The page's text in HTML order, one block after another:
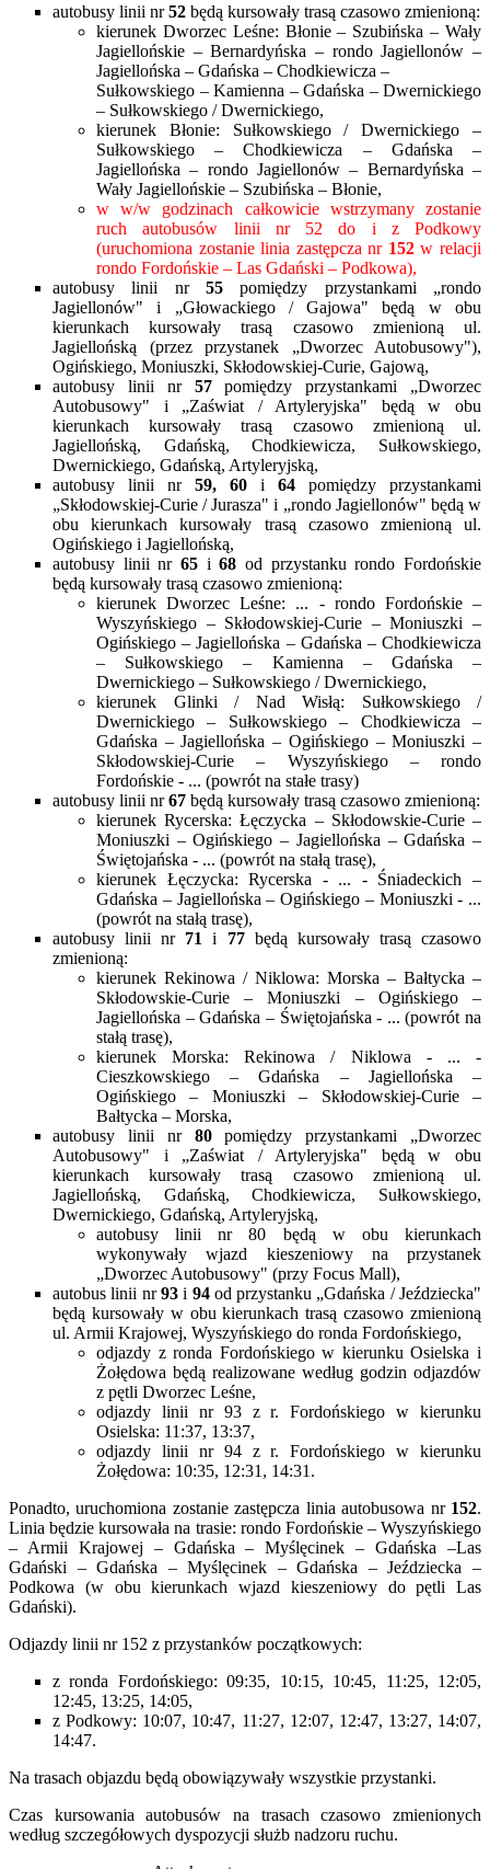
autobusy linii nr52 będą kursowały trasą czasowo zmienioną:
kierunek Dworzec Leśne: Błonie – Szubińska – Wały
Jagiellońskie – Bernardyńska – rondo Jagiellonów –
Jagiellońska – Gdańska – Chodkiewicza –
Sułkowskiego – Kamienna – Gdańska – Dwernickiego
– Sułkowskiego / Dwernickiego,
kierunek Błonie: Sułkowskiego / Dwernickiego –
Sułkowskiego – Chodkiewicza – Gdańska –
Jagiellońska – rondo Jagiellonów – Bernardyńska –
Wały Jagiellońskie – Szubińska – Błonie,
w w/w godzinach całkowicie wstrzymany zostanie
ruch autobusów linii nr 52 do i z Podkowy
(uruchomiona zostanie linia zastępcza nr 152w relacji
rondo Fordońskie – Las Gdański – Podkowa),
autobusy linii nr 55 pomiędzy przystankami „rondo
Jagiellonów" i „Głowackiego / Gajowa" będą w obu
kierunkach kursowały trasą czasowo zmienioną ul.
Jagiellońską (przez przystanek „Dworzec Autobusowy"),
Ogińskiego, Moniuszki, Skłodowskiej-Curie, Gajową,
autobusy linii nr 57pomiędzy przystankami „Dworzec
Autobusowy" i „Zaświat / Artyleryjska" będą w obu
kierunkach kursowały trasą czasowo zmienioną ul.
Jagiellońską, Gdańską, Chodkiewicza, Sułkowskiego,
Dwernickiego, Gdańską, Artyleryjską,
autobusy linii nr 59, 60 i 64 pomiędzy przystankami
„Skłodowskiej-Curie / Jurasza" i „rondo Jagiellonów" będą w
obu kierunkach kursowały trasą czasowo zmienioną ul.
Ogińskiego i Jagiellońską,
autobusy linii nr 65 i68 od przystanku rondo Fordońskie
będą kursowały trasą czasowo zmienioną:
kierunek Dworzec Leśne: ... - rondo Fordońskie –
Wyszyńskiego – Skłodowskiej-Curie – Moniuszki –
Ogińskiego – Jagiellońska – Gdańska – Chodkiewicza
– Sułkowskiego – Kamienna – Gdańska –
Dwernickiego – Sułkowskiego / Dwernickiego,
kierunek Glinki / Nad Wisłą: Sułkowskiego /
Dwernickiego – Sułkowskiego – Chodkiewicza –
Gdańska – Jagiellońska – Ogińskiego – Moniuszki –
Skłodowskiej-Curie – Wyszyńskiego – rondo
Fordońskie - ... (powrót na stałe trasy)
autobusy linii nr67 będą kursowały trasą czasowo zmienioną:
kierunek Rycerska: Łęczycka – Skłodowskie-Curie –
Moniuszki – Ogińskiego – Jagiellońska – Gdańska –
Świętojańska - ... (powrót na stałą trasę),
kierunek Łęczycka: Rycerska - ... - Śniadeckich –
Gdańska – Jagiellońska – Ogińskiego – Moniuszki - ...
(powrót na stałą trasę),
autobusy linii nr 71 i 77będą kursowały trasą czasowo
zmienioną:
kierunek Rekinowa / Niklowa: Morska – Bałtycka –
Skłodowskie-Curie – Moniuszki – Ogińskiego –
Jagiellońska – Gdańska – Świętojańska - ... (powrót na
stałą trasę),
kierunek Morska: Rekinowa / Niklowa - ... -
Cieszkowskiego – Gdańska – Jagiellońska –
Ogińskiego – Moniuszki – Skłodowskiej-Curie –
Bałtycka – Morska,
autobusy linii nr 80pomiędzy przystankami „Dworzec
Autobusowy" i „Zaświat / Artyleryjska" będą w obu
kierunkach kursowały trasą czasowo zmienioną ul.
Jagiellońską, Gdańską, Chodkiewicza, Sułkowskiego,
Dwernickiego, Gdańską, Artyleryjską,
autobusy linii nr 80 będą w obu kierunkach
wykonywały wjazd kieszeniowy na przystanek
„Dworzec Autobusowy" (przy Focus Mall),
autobus linii nr93i 94od przystanku „Gdańska / Jeździecka"
będą kursowały w obu kierunkach trasą czasowo zmienioną
ul. Armii Krajowej, Wyszyńskiego do ronda Fordońskiego,
odjazdy z ronda Fordońskiego w kierunku Osielska i
Żołędowa będą realizowane według godzin odjazdów
z pętli Dworzec Leśne,
odjazdy linii nr 93 z r. Fordońskiego w kierunku
Osielska: 11:37, 13:37,
odjazdy linii nr 94 z r. Fordońskiego w kierunku
Żołędowa: 10:35, 12:31, 14:31.
Ponadto, uruchomiona zostanie zastępcza linia autobusowa nr 152.
Linia będzie kursowała na trasie: rondo Fordońskie – Wyszyńskiego
– Armii Krajowej – Gdańska – Myślęcinek – Gdańska –Las
Gdański – Gdańska – Myślęcinek – Gdańska – Jeździecka –
Podkowa (w obu kierunkach wjazd kieszeniowy do pętli Las
Gdański).
Odjazdy linii nr 152 z przystanków początkowych:
z ronda Fordońskiego: 09:35, 10:15, 10:45, 11:25, 12:05,
12:45, 13:25, 14:05,
z Podkowy: 10:07, 10:47, 11:27, 12:07, 12:47, 13:27, 14:07,
14:47.
Na trasach objazdu będą obowiązywały wszystkie przystanki.
Czas kursowania autobusów na trasach czasowo zmienionych
według szczegółowych dyspozycji służb nadzoru ruchu.